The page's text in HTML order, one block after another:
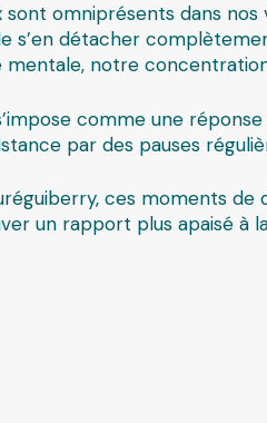
sont omniprésents dans nos
s’en détacher
mentale, notre
comme une
par des pauses
ces moments
un rapport plus apaisé à